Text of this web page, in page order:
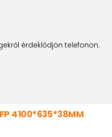
érdeklődjön telefonon.
FP 4100*635*38MM